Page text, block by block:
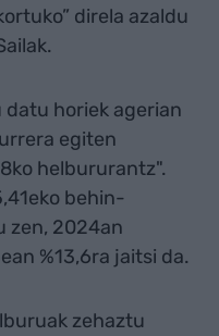
direla azaldu
horiek agerian
egiten
helbururantz".
behin-
zen, 2024an
%13,6ra jaitsi da.
zehaztu